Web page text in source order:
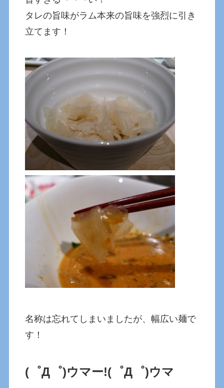
タレの旨味がラム本来の旨味を強烈に引き
立てます！
名称は忘れてしまいましたが、幅広い麺で
す！
(゜Д゜)ウマー!(゜Д゜)ウマ